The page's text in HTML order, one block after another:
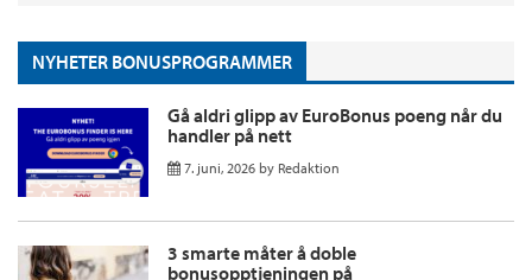
NYHETER BONUSPROGRAMMER
Gå aldri glipp av EuroBonus poeng når du
handler på nett
7. juni, 2026 by Redaktion
3 smarte måter å doble
bonusopptjeningen på